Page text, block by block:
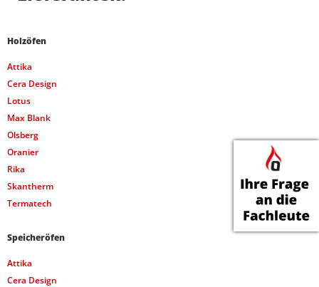
Holzöfen
Attika
Cera Design
Lotus
Max Blank
Olsberg
Oranier
Rika
Skantherm
Termatech
Speicheröfen
Attika
Cera Design